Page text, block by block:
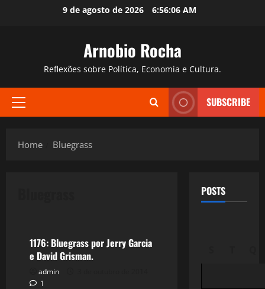
9 de agosto de 2026 6:56:07 AM
Arnobio Rocha
Reflexões sobre Política, Economia e Cultura.
Primary
SUBSCRIBE
Home Bluegrass
1176: Bluegrass por Jerry Garcia
e David Grisman.
admin
1
POSTS